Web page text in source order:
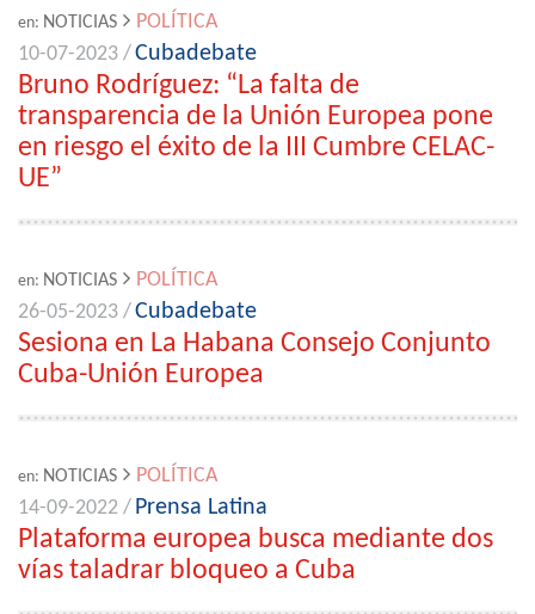
en: NOTICIAS
POLÍTICA
10-07-2023 /Cubadebate
Bruno Rodríguez: “La falta de
transparencia de la Unión Europea pone
en riesgo el éxito de la III Cumbre CELAC-
UE”
en: NOTICIAS
POLÍTICA
26-05-2023 /Cubadebate
Sesiona en La Habana Consejo Conjunto
Cuba-Unión Europea
en: NOTICIAS
POLÍTICA
14-09-2022 / Prensa Latina
Plataforma europea busca mediante dos
vías taladrar bloqueo a Cuba